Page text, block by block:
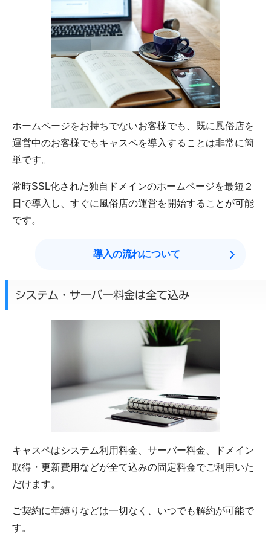
ホームページをお持ちでないお客様でも、既に風俗店を
運営中のお客様でもキャスペを導入することは非常に簡
単です。
常時SSL化された独自ドメインのホームページを最短２
日で導入し、すぐに風俗店の運営を開始することが可能
です。
導入の流れについて
システム・サーバー料金は全て込み
キャスペはシステム利用料金、サーバー料金、ドメイン
取得・更新費用などが全て込みの固定料金でご利用いた
だけます。
ご契約に年縛りなどは一切なく、いつでも解約が可能で
す。